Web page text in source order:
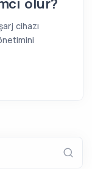
olur?
cihazı